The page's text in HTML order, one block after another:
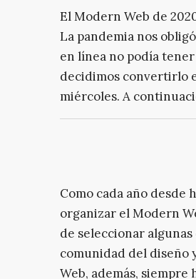
El Modern Web de
La pandemia nos
en línea no podía
decidimos convertirlo
miércoles. A
Como cada año desde
organizar el Modern
de seleccionar
comunidad del diseño
Web, además, siempre